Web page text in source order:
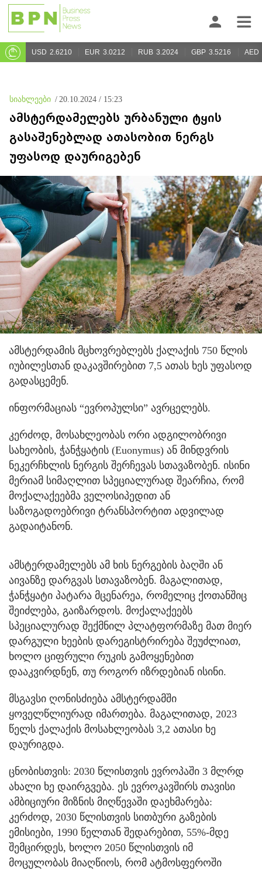
USD 2.6210 EUR 3.0212 RUB 3.2024 GBP 3.5216 AED
სიახლეები / 20.10.2024 / 15:23
ამსტერდამელებს ურბანული ტყის
გასაშენებლად ათასობით ნერგს
უფასოდ დაურიგებენ
ამსტერდამის მცხოვრებლებს ქალაქის 750 წლის
იუბილესთან დაკავშირებით 7,5 ათას ხეს უფასოდ
გადასცემენ.
ინფორმაციას “ევროპულსი” ავრცელებს.
კერძოდ, მოსახლეობას ორი ადგილობრივი
სახეობის, ჭანჭყატის (Euonymus) ან მინდვრის
ნეკერჩხლის ნერგის შერჩევას სთავაზობენ. ისინი
მერიამ სიმაღლით სპეციალურად შეარჩია, რომ
მოქალაქეებმა ველოსიპედით ან
საზოგადოებრივი ტრანსპორტით ადვილად
გადაიტანონ.
ამსტერდამელებს ამ ხის ნერგების ბაღში ან
აივანზე დარგვას სთავაზობენ. მაგალითად,
ჭანჭყატი პატარა მცენარეა, რომელიც ქოთანშიც
შეიძლება, გაიზარდოს. მოქალაქეებს
სპეციალურად შექმნილ პლატფორმაზე მათ მიერ
დარგული ხეების დარეგისტრირება შეუძლიათ,
ხოლო ციფრული რუკის გამოყენებით
დააკვირდნენ, თუ როგორ იზრდებიან ისინი.
მსგავსი ღონისძიება ამსტერდამში
ყოველწლიურად იმართება. მაგალითად, 2023
წელს ქალაქის მოსახლეობას 3,2 ათასი ხე
დაურიგდა.
ცნობისთვის: 2030 წლისთვის ევროპაში 3 მლრდ
ახალი ხე დაირგვება. ეს ევროკავშირს თავისი
ამბიციური მიზნის მიღწევაში დაეხმარება:
კერძოდ, 2030 წლისთვის სითბური გაზების
ემისიები, 1990 წელთან შედარებით, 55%-მდე
შემცირდეს, ხოლო 2050 წლისთვის იმ
მოცულობას მიაღწიოს, რომ ატმოსფეროში